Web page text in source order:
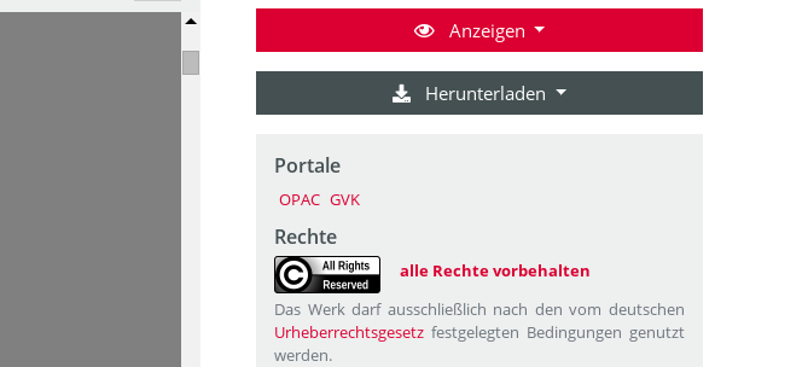
Anzeigen
Herunterladen
Portale
OPAC GVK
Rechte
alle Rechte vorbehalten
Das Werk darf ausschließlich nach den vom deutschen
Urheberrechtsgesetz festgelegten Bedingungen genutzt
werden.